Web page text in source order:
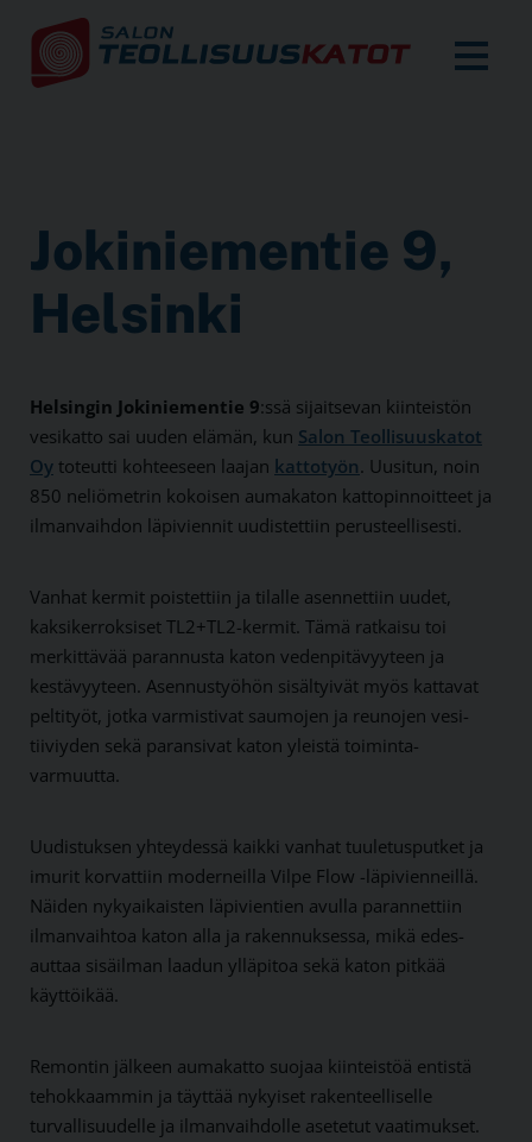
Jo­ki­nie­men­tie 9,
Hel­sin­ki
Helsingin Joki­niemen­tie 9:ssä sijaitsevan kiinteistön
vesi­katto sai uuden elämän, kun Salon Teollisuus­katot
Oy toteutti kohteeseen laajan kattotyön. Uusitun, noin
850 neliö­metrin kokoisen auma­katon katto­pinnoitteet ja
ilman­vaihdon läpi­viennit uudistettiin perusteellisesti.
Vanhat kermit poistettiin ja tilalle asennettiin uudet,
kaksi­kerroksiset TL2+TL2-kermit. Tämä ratkaisu toi
merkittävää parannusta katon veden­pitävyyteen ja
kestävyyteen. Asennus­työhön sisältyivät myös kattavat
peltityöt, jotka varmistivat saumojen ja reunojen vesi­
tiiviyden sekä paransivat katon yleistä toiminta­
varmuutta.
Uudistuksen yhteydessä kaikki vanhat tuuletus­putket ja
imurit korvattiin moderneilla Vilpe Flow -läpi­vienneillä.
Näiden nyky­aikaisten läpi­vientien avulla parannettiin
ilman­vaihtoa katon alla ja rakennuksessa, mikä edes­
auttaa sisä­ilman laadun yllä­pitoa sekä katon pitkää
käyttö­ikää.
Remontin jälkeen auma­katto suojaa kiinteistöä entistä
tehokkaammin ja täyttää nykyiset rakenteelliselle
turvallisuudelle ja ilman­vaihdolle asetetut vaatimukset.